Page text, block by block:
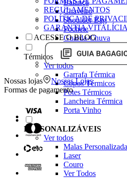
Balança
Chaveiro
Shoulder Bag
Pochete
Guarda-Chuva
Térmicos
Ver todos
Garrafa Térmica
Copos Térmicos
Potes Térmicos
Lancheira Térmica
Porta Vinho
PERSONALIZÁVEIS
Ver todos
Malas
Laser
Couro
Ver Todos
REGULAMENTOS
POLÍTICA DE
GARANTIA VITALÍCIA
ACESSE O BLOG
Nossas lojas
Nossas Lojas
Formas de pagamento